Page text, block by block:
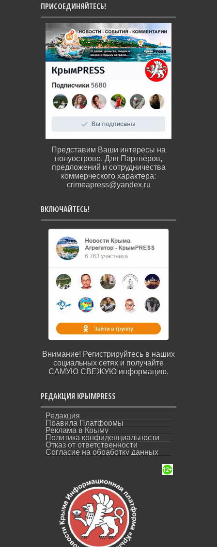
ПРИСОЕДИНЯЙТЕСЬ!
Представим Ваши интересы на
полуострове. Для Партнёров,
предложений и сотрудничества
коммерческого характера:
crimeapress@yandex.ru
ВКЛЮЧАЙТЕСЬ!
Внимание! Регистрируйтесь в наших
социальных сетях и получайте
САМУЮ СВЕЖУЮ информацию.
РЕДАКЦИЯ КРЫМPRESS
Редакция
Правила Платформы
Реклама в Крыму
Политика конфиденциальности
Отказ от ответственности
Согласие на обработку данных